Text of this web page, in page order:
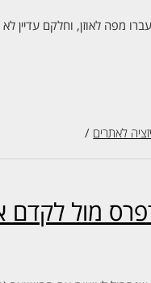
מפה לאוזן, וחלקם עדיין
לאתרים /